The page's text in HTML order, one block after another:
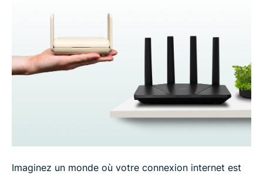
Imaginez un monde où votre connexion internet est